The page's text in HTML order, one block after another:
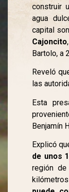
construir
agua
capital
Cajoncito
Bartolo, a
Reveló
las
Esta
Benjamín
Explicó
de unos
región
kilómetros